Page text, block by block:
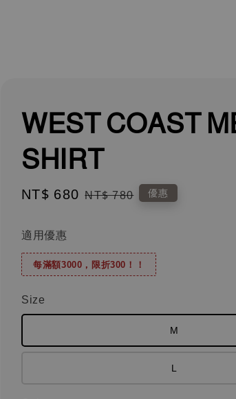
WEST COAST
SHIRT
Sale
NT$ 680 Regular
NT$ 780 優惠
適用優惠
每滿額3000，限折300！！
Size
M
L